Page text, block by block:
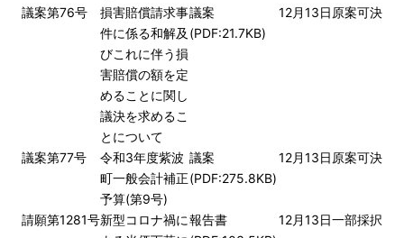
議案第76号
損害賠償請求事
件に係る和解及
びこれに伴う損
害賠償の額を定
めることに関し
議決を求めるこ
とについて
議案
(PDF:21.7KB)
12月13日 原案可決
議案第77号
令和3年度紫波
町一般会計補正
予算(第9号)
議案
(PDF:275.8KB)
12月13日 原案可決
請願第1281号新型コロナ禍に報告書
12月13日一部採択